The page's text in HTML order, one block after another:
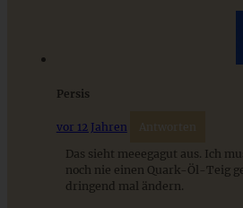
Persis
vor 12 Jahren Antworten
Das sieht meeegagut aus. Ich
noch nie einen Quark-Öl-Teig
dringend mal ändern.